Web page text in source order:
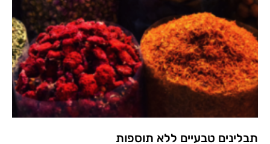
תבלינים טבעיים ללא תוספות